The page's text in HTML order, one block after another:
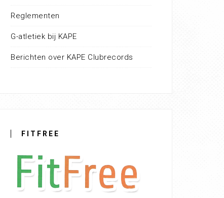
Reglementen
G-atletiek bij KAPE
Berichten over KAPE Clubrecords
FITFREE